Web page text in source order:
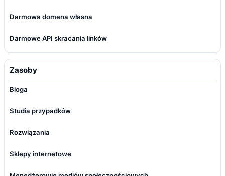
Darmowa domena własna
Darmowe API skracania linków
Zasoby
Bloga
Studia przypadków
Rozwiązania
Sklepy internetowe